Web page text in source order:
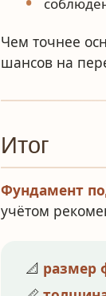
Чем точнее
шансов на
Итог
Фундамент
учётом
📐 размер